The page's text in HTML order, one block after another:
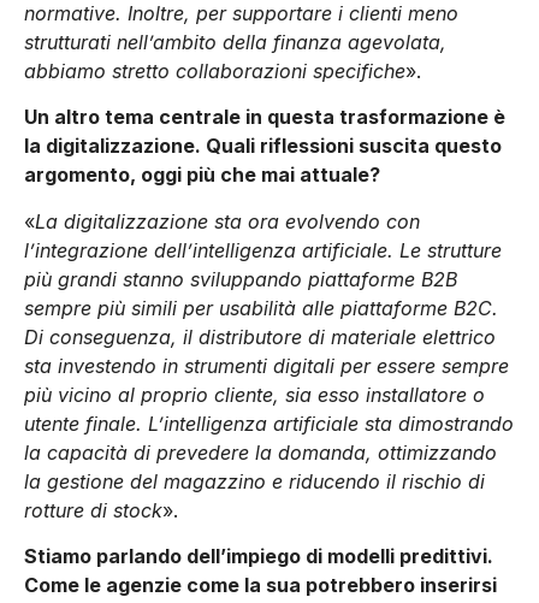
normative. Inoltre, per supportare i clienti meno
strutturati nell’ambito della finanza agevolata,
abbiamo stretto collaborazioni specifiche».
Un altro tema centrale in questa trasformazione è
la digitalizzazione. Quali riflessioni suscita questo
argomento, oggi più che mai attuale?
«La digitalizzazione sta ora evolvendo con
l’integrazione dell’intelligenza artificiale. Le strutture
più grandi stanno sviluppando piattaforme B2B
sempre più simili per usabilità alle piattaforme B2C.
Di conseguenza, il distributore di materiale elettrico
sta investendo in strumenti digitali per essere sempre
più vicino al proprio cliente, sia esso installatore o
utente finale. L’intelligenza artificiale sta dimostrando
la capacità di prevedere la domanda, ottimizzando
la gestione del magazzino e riducendo il rischio di
rotture di stock».
Stiamo parlando dell’impiego di modelli predittivi.
Come le agenzie come la sua potrebbero inserirsi